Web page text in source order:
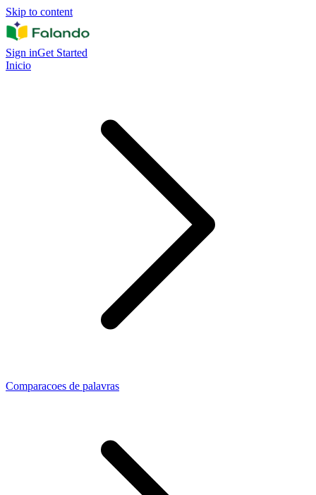
Skip to content
Sign inGet Started
Inicio
Comparacoes de palavras